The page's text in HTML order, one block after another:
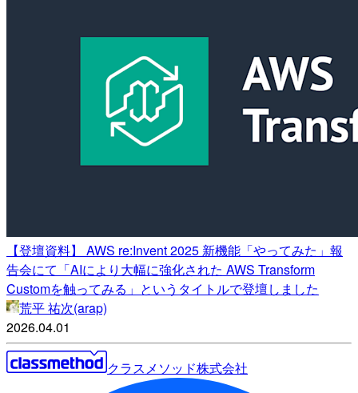
【登壇資料】 AWS re:Invent 2025 新機能「やってみた」報
告会にて「AIにより大幅に強化された AWS Transform
Customを触ってみる」というタイトルで登壇しました
荒平 祐次(arap)
2026.04.01
クラスメソッド株式会社